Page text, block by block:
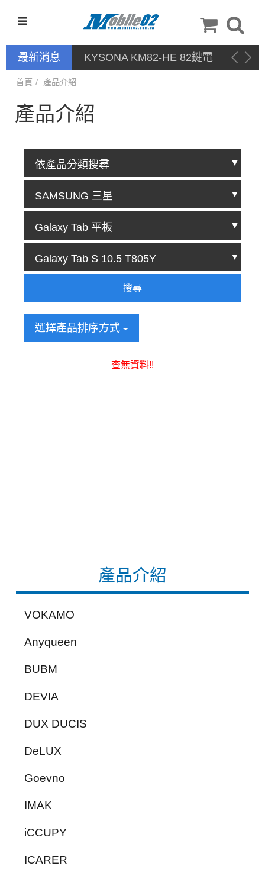
最新消息
KYSONA KM82-HE 82鍵電
競磁軸有線鍵盤 產品網頁驅
產品介紹
VOKAMO
Anyqueen
BUBM
DEVIA
DUX DUCIS
DeLUX
Goevno
IMAK
iCCUPY
ICARER
首頁 產品介紹
產品介紹
搜尋
選擇產品排序方式
查無資料!!